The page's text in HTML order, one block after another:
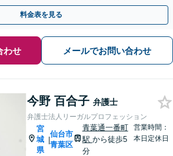
の解決を目指して対応します
料金表を見る
わせ メールでお問い合わせ
今野 百合子 弁護士
弁護士法人リーガルプロフェッション
宮
城
県
|
仙台市
青葉区
青葉通一番町
駅 から徒歩5
分
営業時間：
本日定休日